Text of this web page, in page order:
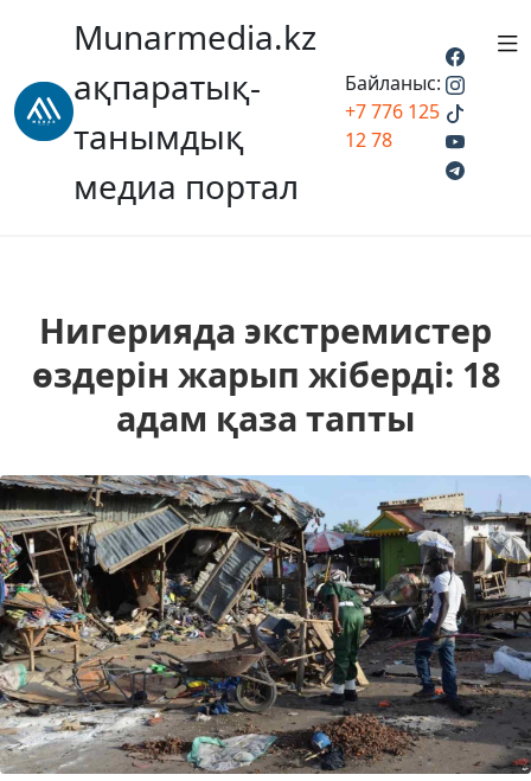
Munarmedia.kz
ақпаратық-
танымдық
медиа портал
Байланыс:
+7 776 125
12 78
Нигерияда экстремистер
өздерін жарып жіберді: 18
адам қаза тапты